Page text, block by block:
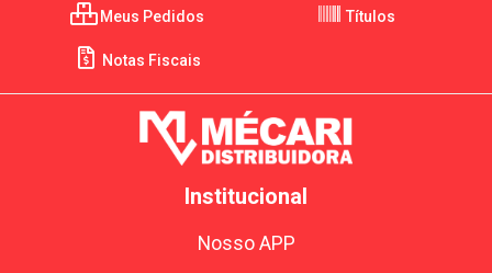
Meus Pedidos Títulos
Notas Fiscais
Institucional
Nosso APP